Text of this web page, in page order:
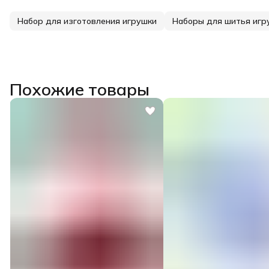
Набор для изготовления игрушки Наборы для шитья
Похожие товары